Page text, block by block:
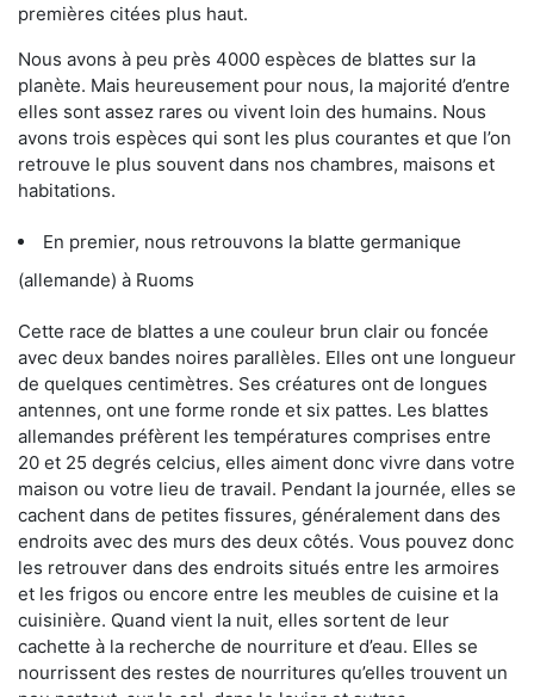
premières citées plus haut.
Nous avons à peu près 4000 espèces de blattes sur la
planète. Mais heureusement pour nous, la majorité d’entre
elles sont assez rares ou vivent loin des humains. Nous
avons trois espèces qui sont les plus courantes et que l’on
retrouve le plus souvent dans nos chambres, maisons et
habitations.
En premier, nous retrouvons la blatte germanique
(allemande) à Ruoms
Cette race de blattes a une couleur brun clair ou foncée
avec deux bandes noires parallèles. Elles ont une longueur
de quelques centimètres. Ses créatures ont de longues
antennes, ont une forme ronde et six pattes. Les blattes
allemandes préfèrent les températures comprises entre
20 et 25 degrés celcius, elles aiment donc vivre dans votre
maison ou votre lieu de travail. Pendant la journée, elles se
cachent dans de petites fissures, généralement dans des
endroits avec des murs des deux côtés. Vous pouvez donc
les retrouver dans des endroits situés entre les armoires
et les frigos ou encore entre les meubles de cuisine et la
cuisinière. Quand vient la nuit, elles sortent de leur
cachette à la recherche de nourriture et d’eau. Elles se
nourrissent des restes de nourritures qu’elles trouvent un